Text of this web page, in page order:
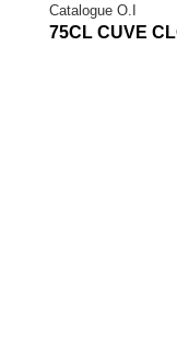
Catalogue O.I
75CL CUVE